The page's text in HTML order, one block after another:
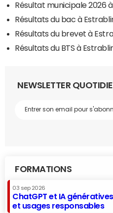
Résultat municipale 2026
Résultats du bac à
Résultats du brevet à
Résultats du BTS à
NEWSLETTER
FORMATIONS
03 sep 2026
ChatGPT et IA
et usages responsables